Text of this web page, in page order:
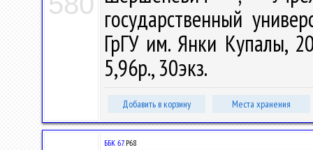
государственный
ГрГУ им. Янки Купалы,
5,96р., 30экз.
Добавить в корзину Места хранения
ББК 67.Р68